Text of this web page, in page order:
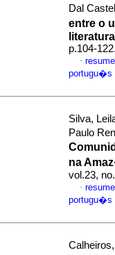
Dal
entre o
p.104-
·
portugu�s
Silva,
Paulo
na
vol.23,
·
portugu�s